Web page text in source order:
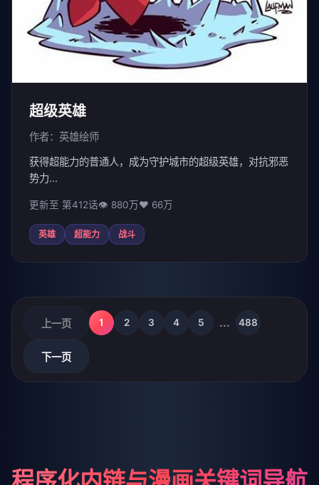
超级英雄
作者：英雄绘师
获得超能力的普通人，成为守护城市的超级英雄，对抗邪恶
势力...
更新至 第412话👁 880万❤️ 66万
英雄 超能力 战斗
上一页 1 2 3 4 5 ... 488
下一页